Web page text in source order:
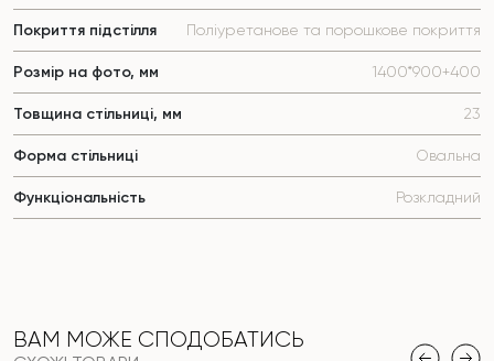
Покриття підстілля Поліуретанове та порошкове покриття
Розмір на фото, мм 1400*900+400
Товщина стільниці, мм 23
Форма стільниці Овальна
Функціональність Розкладний
ВАМ МОЖЕ СПОДОБАТИСЬ